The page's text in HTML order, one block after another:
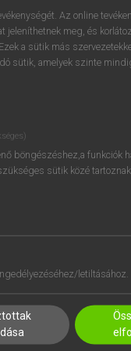
regisztrálok és
REGISZTRÁCIÓ
Az online
jeleníthetnek meg, és
a sütik más
sütik, amelyek szinte
böngészéshez,a funkciók
sütik közé
letiltásához.